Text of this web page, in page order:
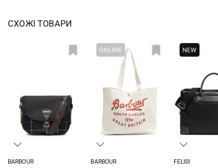
СХОЖІ ТОВАРИ
BARBOUR
BARBOUR
FELISI